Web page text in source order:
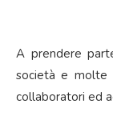
A prendere
società e molte
collaboratori ed